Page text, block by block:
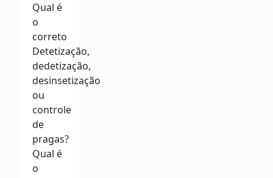
Qual é
o
correto
Detetização,
dedetização,
desinsetização
ou
controle
de
pragas?
Qual é
o